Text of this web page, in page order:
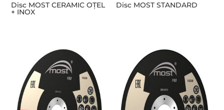
Disc MOST CERAMIC OȚEL
+ INOX
Disc MOST STANDARD